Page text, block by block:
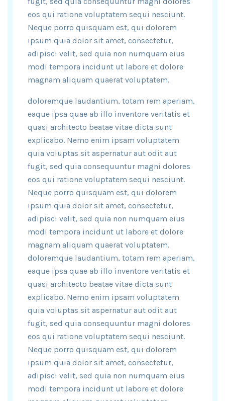
eos qui ratione voluptatem sequi nesciunt.
Neque porro quisquam est, qui dolorem
ipsum quia dolor sit amet, consectetur,
adipisci velit, sed quia non numquam eius
modi tempora incidunt ut labore et dolore
magnam aliquam quaerat voluptatem.
doloremque laudantium, totam rem aperiam,
eaque ipsa quae ab illo inventore veritatis et
quasi architecto beatae vitae dicta sunt
explicabo. Nemo enim ipsam voluptatem
quia voluptas sit aspernatur aut odit aut
fugit, sed quia consequuntur magni dolores
eos qui ratione voluptatem sequi nesciunt.
Neque porro quisquam est, qui dolorem
ipsum quia dolor sit amet, consectetur,
adipisci velit, sed quia non numquam eius
modi tempora incidunt ut labore et dolore
magnam aliquam quaerat voluptatem.
doloremque laudantium, totam rem aperiam,
eaque ipsa quae ab illo inventore veritatis et
quasi architecto beatae vitae dicta sunt
explicabo. Nemo enim ipsam voluptatem
quia voluptas sit aspernatur aut odit aut
fugit, sed quia consequuntur magni dolores
eos qui ratione voluptatem sequi nesciunt.
Neque porro quisquam est, qui dolorem
ipsum quia dolor sit amet, consectetur,
adipisci velit, sed quia non numquam eius
modi tempora incidunt ut labore et dolore